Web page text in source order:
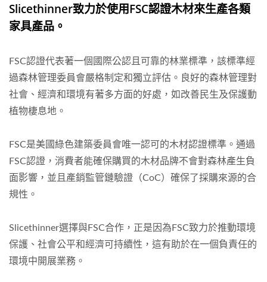
Slicethinner致力於使用FSC認證木材來生產各類
家具產品。
FSC認證代表著一個國際公認且可靠的林業標準，該標準經
過森林管理委員會嚴格制定和獨立評估。良好的森林管理對
社會、經濟和環境有著多方面的好處，如改善民生及保護動
植物棲息地。
FSC是美國綠色建築委員會唯一認可的木材認證標準。通過
FSC認證，消費者能確保購買的木材品牌不會對森林產生負
面影響，並且產銷監管鏈驗證（CoC）確保了採購來源的合
規性。
Slicethinner選擇與FSC合作，正是因為FSC致力於推動環境
保護、社會公平和經濟可持續性，這有助於在一個負責任的
環境中開展業務。